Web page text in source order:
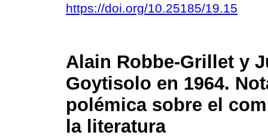
https://doi.org/10.25185/19.15
Alain Robbe-Grillet y
Goytisolo en 1964.
polémica sobre el
la literatura